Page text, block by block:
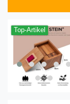
Top-Artikel